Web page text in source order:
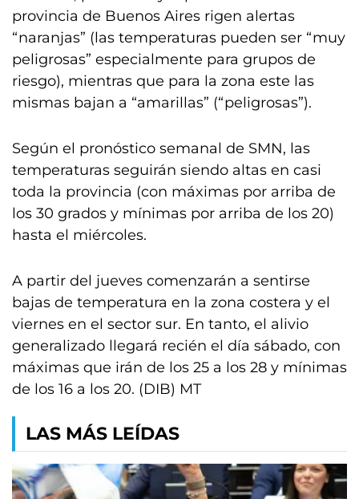
provincia de Buenos Aires rigen alertas
“naranjas” (las temperaturas pueden ser “muy
peligrosas” especialmente para grupos de
riesgo), mientras que para la zona este las
mismas bajan a “amarillas” (“peligrosas”).
Según el pronóstico semanal de SMN, las
temperaturas seguirán siendo altas en casi
toda la provincia (con máximas por arriba de
los 30 grados y mínimas por arriba de los 20)
hasta el miércoles.
A partir del jueves comenzarán a sentirse
bajas de temperatura en la zona costera y el
viernes en el sector sur. En tanto, el alivio
generalizado llegará recién el día sábado, con
máximas que irán de los 25 a los 28 y mínimas
de los 16 a los 20. (DIB) MT
LAS MÁS LEÍDAS